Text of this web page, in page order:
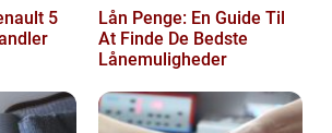
5
Lån Penge: En Guide Til
At Finde De Bedste
Lånemuligheder